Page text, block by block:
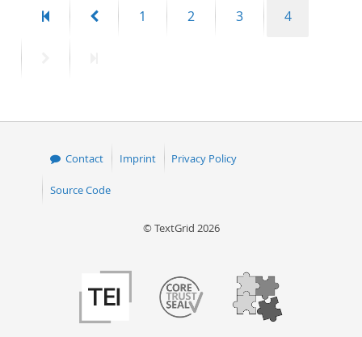
First
PreviousPage
1 Page
2 Page
3 Page
4
Contact Imprint Privacy Policy
Source Code
© TextGrid 2026